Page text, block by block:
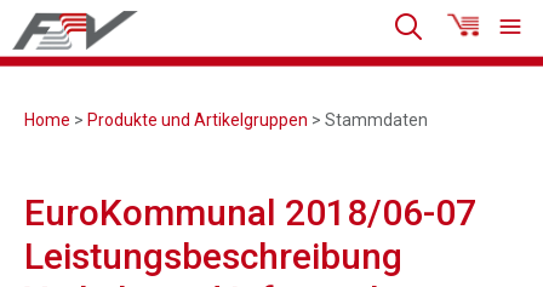
Home > Produkte und Artikelgruppen > Stammdaten
EuroKommunal 2018/06-07
Leistungsbeschreibung